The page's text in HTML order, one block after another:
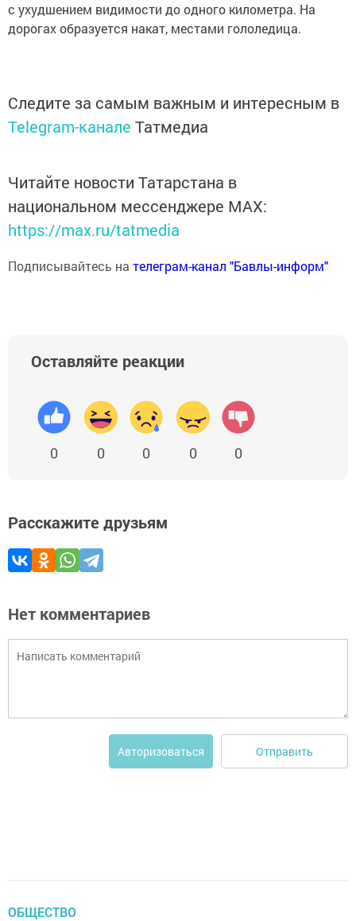
с ухудшением видимости до одного километра. На
дорогах образуется накат, местами гололедица.
Следите за самым важным и интересным в
Telegram-канале Татмедиа
Читайте новости Татарстана в
национальном мессенджере MАХ:
https://max.ru/tatmedia
Подписывайтесь на телеграм-канал "Бавлы-информ"
Оставляйте реакции
0 0 0 0 0
Расскажите друзьям
Нет комментариев
Авторизоваться Отправить
ОБЩЕСТВО